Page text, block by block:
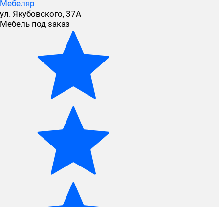
Мебеляр
ул. Якубовского, 37А
Мебель под заказ